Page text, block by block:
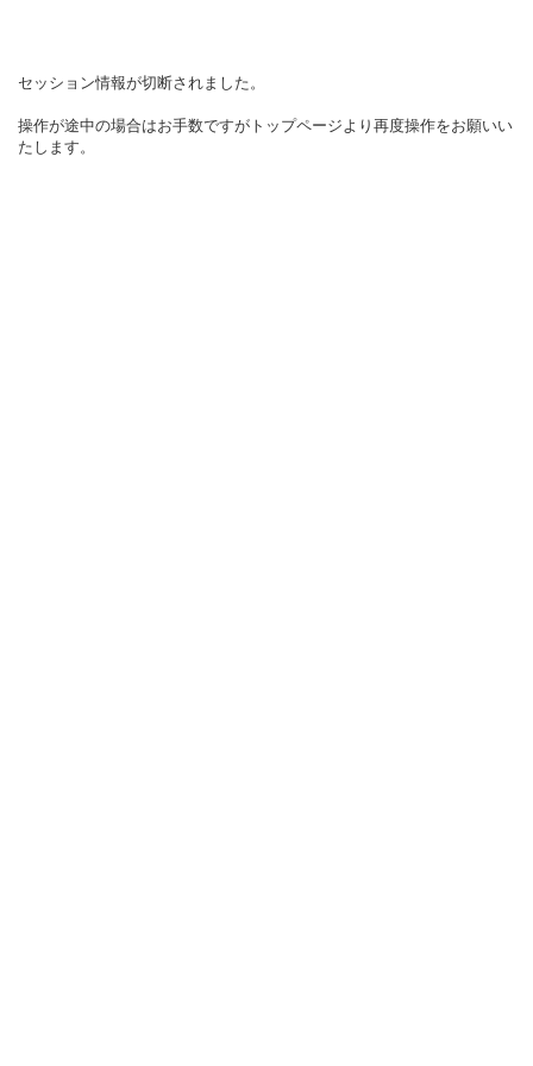
セッション情報が切断されました。
操作が途中の場合はお手数ですがトップページより再度操作をお願いい
たします。